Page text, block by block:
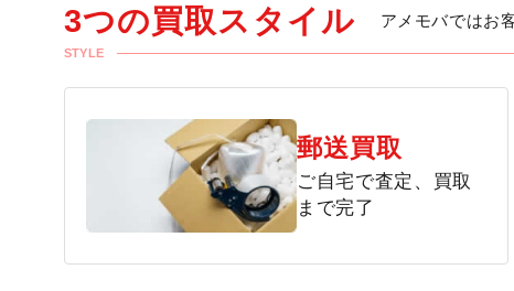
3つの買取スタイル
STYLE
アメモバではお
郵送買取
ご自宅で査定、買取
まで完了